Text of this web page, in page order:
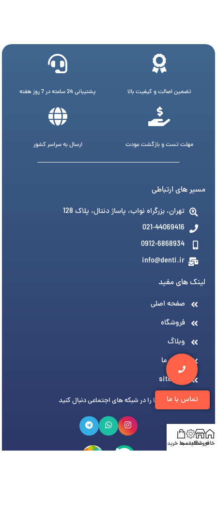
تماس با ما
تضمین اصالت و کیفیت بالا پشتیبانی 24 ساعته در 7 روز هفته
مهلت تست و بازگشت عودت ارسال به سراسر کشور
مسیر های ارتباطی
تهران، بزرگراه نواب، پاساژ دنتال، پلاک 128
021-44069416
0912-6868934
info@denti.ir
لینک های مفید
صفحه اصلی
فروشگاه
وبلاگ
درباره ما
sitemap
ما را در شبکه های اجتماعی دنبال کنید
خانهفروشگاه
تخفیف هاسبد خرید